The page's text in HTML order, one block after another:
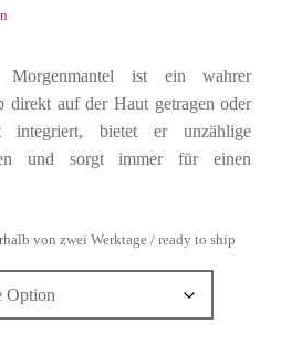
Morgenmantel ist ein wahrer
direkt auf der Haut getragen oder
integriert, bietet er unzählige
und sorgt immer für einen
von zwei Werktage / ready to ship